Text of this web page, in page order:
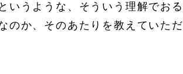
いうような、そういう理解でお
のか、そのあたりを教えていた